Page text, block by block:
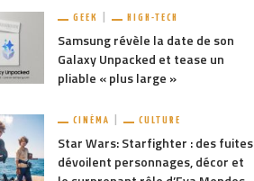
GEEK HIGH-TECH
Samsung révèle la date de son
Galaxy Unpacked et tease un
pliable « plus large »
CINÉMA CULTURE
Star Wars: Starfighter : des fuites
dévoilent personnages, décor et